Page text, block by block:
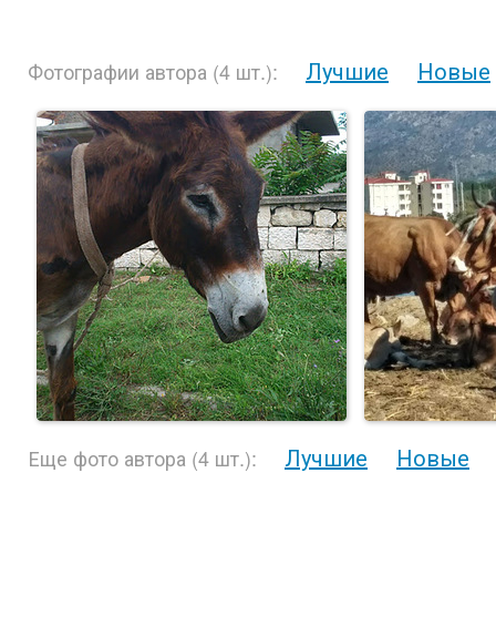
Фотографии автора (4 шт.): Лучшие Новые
Еще фото автора (4 шт.): Лучшие Новые